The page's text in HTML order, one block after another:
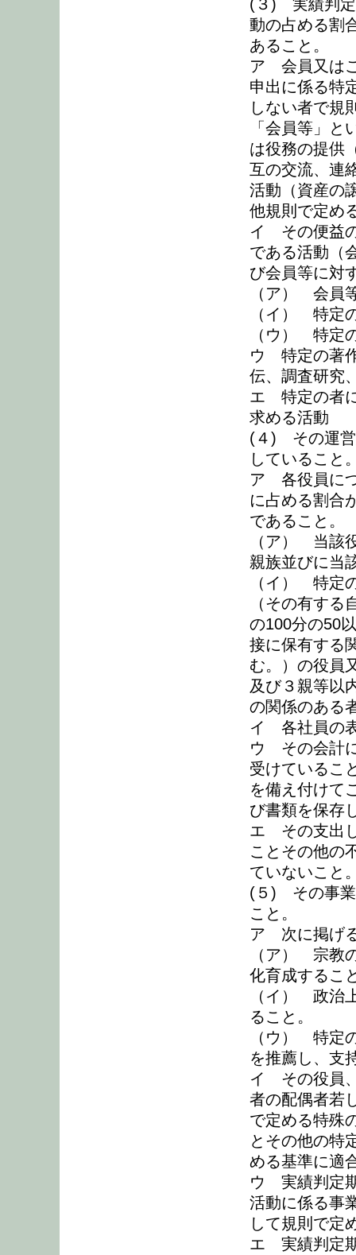
(３) 実績判定
動の占める割
あること。
ア 会員又は
申出に係る特
しない者で規
「会員等」
は役務の提供
互の交流、連
活動（資産の
他規則で定め
イ その便益
である活動（
び会員等に対
（ア） 会員
（イ） 特定
（ウ） 特定
ウ 特定の著
伝、調査研究
エ 特定の者
求める活動
(４) その運営
していること
ア 各役員に
に占める割合
であること。
（ア） 当該
親族並びに当
（イ） 特定
（その有す
の100分の50
接に保有する
む。）の役員
及び３親等以
の関係のある
イ 各社員の
ウ その会計
受けているこ
を備え付けて
び書類を保存
エ その支出
ことその他の
ていないこと
(５) その事業
こと。
ア 次に掲げ
（ア） 宗教
化育成するこ
（イ） 政治
ること。
（ウ） 特定
を推薦し、支
イ その役員
者の配偶者若
で定める特殊
とその他の特
める基準に適
ウ 実績判定
活動に係る事
して規則で定
エ 実績判定